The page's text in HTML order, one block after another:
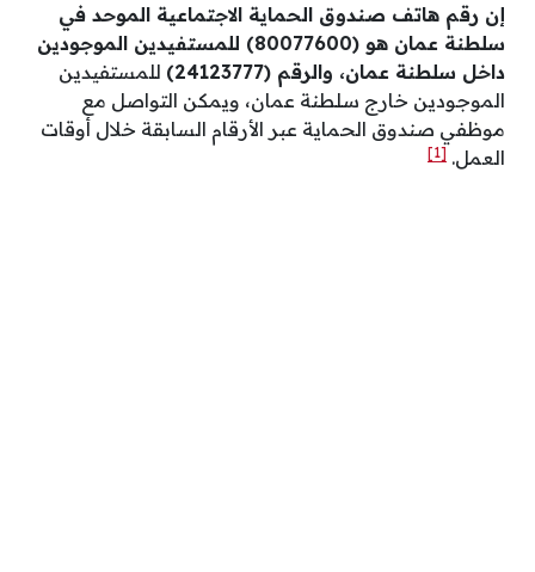
إن رقم هاتف صندوق الحماية الاجتماعية الموحد في
سلطنة عمان هو (80077600) للمستفيدين الموجودين
داخل سلطنة عمان، والرقم (24123777)
للمستفيدين
الموجودين خارج سلطنة عمان، ويمكن التواصل مع
موظفي صندوق الحماية عبر الأرقام السابقة خلال أوقات
العمل. [1]